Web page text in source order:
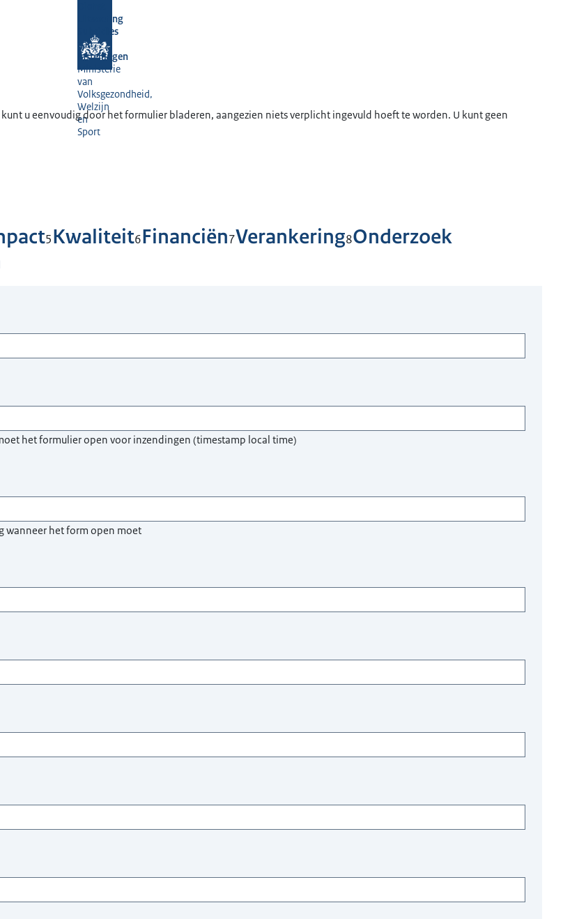
Uitvoering
Subsidies
aan
Instellingen
Ministerie
van
Volksgezondheid,
Welzijn
en
Sport
u eenvoudig door het formulier bladeren, aangezien niets verplicht ingevuld hoeft te worden. U kunt geen
5Kwaliteit6Financiën7Verankering8Onderzoek
het formulier open voor inzendingen (timestamp local time)
wanneer het form open moet